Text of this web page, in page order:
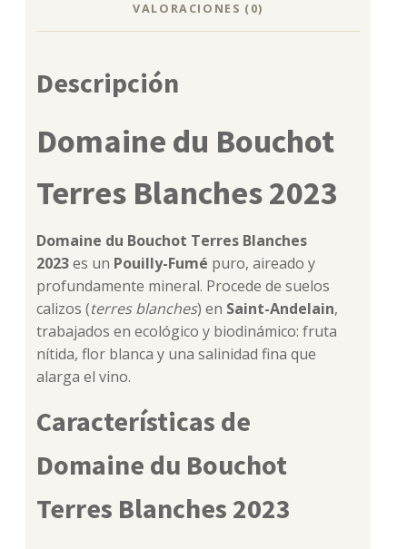
VALORACIONES (0)
Descripción
Domaine du Bouchot
Terres Blanches 2023
Domaine du Bouchot Terres Blanches
2023es un Pouilly-Fumé puro, aireado y
profundamente mineral. Procede de suelos
calizos (terres blanches) en Saint-Andelain,
trabajados en ecológico y biodinámico: fruta
nítida, flor blanca y una salinidad fina que
alarga el vino.
Características de
Domaine du Bouchot
Terres Blanches 2023